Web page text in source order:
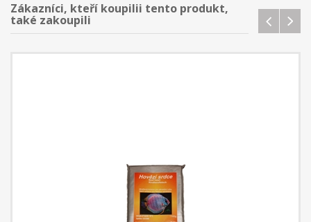
Zákazníci, kteří koupilii tento produkt,
také zakoupili